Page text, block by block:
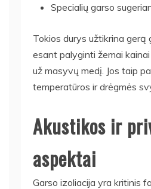
Specialių garso
Tokios durys užtikrina gerą
esant palyginti žemai
už masyvų medį. Jos taip
temperatūros ir drėgmės
Akustikos ir
aspektai
Garso izoliacija yra kritinis